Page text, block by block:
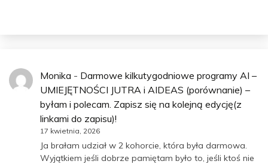
Monika - Darmowe kilkutygodniowe programy AI –
UMIEJĘTNOŚCI JUTRA i AIDEAS (porównanie) –
byłam i polecam. Zapisz się na kolejną edycję(z
linkami do zapisu)!
17 kwietnia, 2026
Ja brałam udział w 2 kohorcie, która była darmowa.
Wyjątkiem jeśli dobrze pamiętam było to, jeśli ktoś nie